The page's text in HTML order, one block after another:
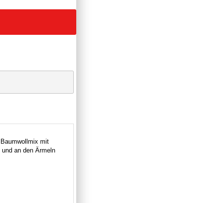
mit
an den Ärmeln